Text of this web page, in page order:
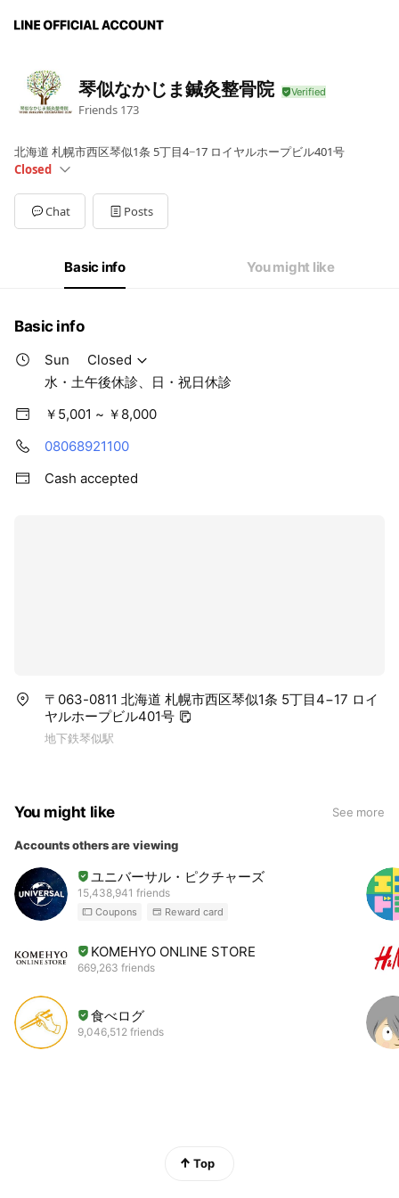
琴似なかじま鍼灸整骨院
Friends 173
北海道 札幌市西区琴似1条 5丁目4−17 ロイヤルホープビル401号
Closed
SunClosed
Mon09:30 - 19:00
Tue
09:30 - 19:00
09:30 - 19:00
09:30 - 19:00
09:30 - 14:30
Chat Posts
Basic info You might like
Basic info
Sun
Closed
水・土午後休診、日・祝日休診
￥5,001 ~ ￥8,000
08068921100
Cash accepted
〒063-0811 北海道 札幌市西区琴似1条 5丁目4−17 ロイ
ヤルホープビル401号
地下鉄琴似駅
You might like See more
Accounts others are viewing
ユニバーサル・ピクチャーズ
15,438,941 friends
Coupons Reward card
KOMEHYO ONLINE STORE
669,263 friends
食べログ
9,046,512 friends
Top